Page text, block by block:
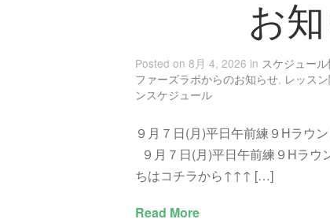
お
Posted on 8月 4, 2026 in スケジュー
ファーズラボからのお知らせ, レッス
ンスケジュール
９月７日(月)平日午前練９Hラウ
９月７日(月)平日午前練９Hラ
ちはコチラから↑↑↑ […]
Read More